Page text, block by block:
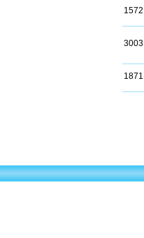
1572
3003
1871